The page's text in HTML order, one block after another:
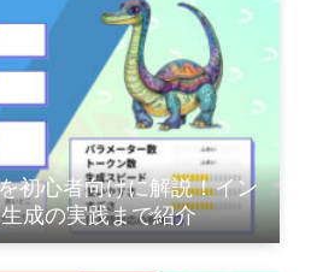
初心者向けに解説！イン
成の実践まで紹介